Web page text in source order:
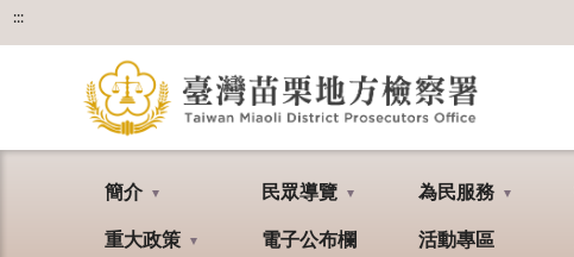
:::
簡介 民眾導覽 為民服務
重大政策 電子公布欄 活動專區